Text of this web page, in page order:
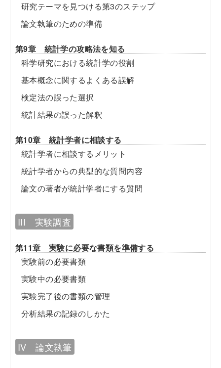
研究テーマを見つける第3のステップ
論文執筆のための準備
第9章 統計学の攻略法を知る
科学研究における統計学の役割
基本概念に関するよくある誤解
検定法の誤った選択
統計結果の誤った解釈
第10章 統計学者に相談する
統計学者に相談するメリット
統計学者からの典型的な質問内容
論文の著者が統計学者にする質問
III 実験調査
第11章 実験に必要な書類を準備する
実験前の必要書類
実験中の必要書類
実験完了後の書類の管理
分析結果の記録のしかた
IV 論文執筆